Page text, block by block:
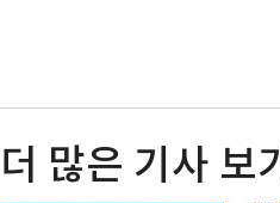
더 많은 기사 보기